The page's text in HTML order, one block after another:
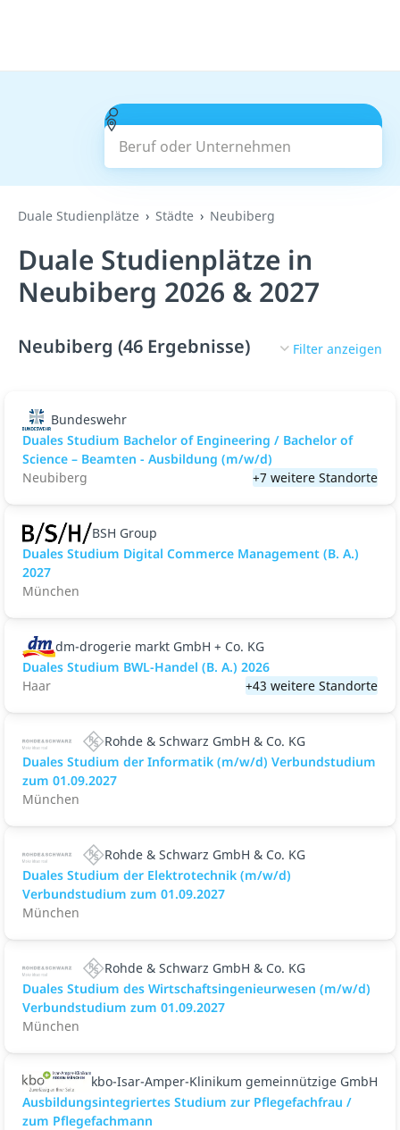
Beruf oder Unternehmen
Suchen
Duale Studienplätze Städte Neubiberg
Duale Studienplätze in
Neubiberg 2026 & 2027
Neubiberg (46 Ergebnisse) Filter anzeigen
Bundeswehr
Duales Studium Bachelor of Engineering / Bachelor of
Science – Beamten - Ausbildung (m/w/d)
Neubiberg
+7 weitere Standorte
BSH Group
Duales Studium Digital Commerce Management (B. A.)
2027
München
dm-drogerie markt GmbH + Co. KG
Duales Studium BWL-Handel (B. A.) 2026
Haar
+43 weitere Standorte
Rohde & Schwarz GmbH & Co. KG
Duales Studium der Informatik (m/w/d) Verbundstudium
zum 01.09.2027
München
Rohde & Schwarz GmbH & Co. KG
Duales Studium der Elektrotechnik (m/w/d)
Verbundstudium zum 01.09.2027
München
Rohde & Schwarz GmbH & Co. KG
Duales Studium des Wirtschaftsingenieurwesen (m/w/d)
Verbundstudium zum 01.09.2027
München
kbo-Isar-Amper-Klinikum gemeinnützige GmbH
Ausbildungsintegriertes Studium zur Pflegefachfrau /
zum Pflegefachmann